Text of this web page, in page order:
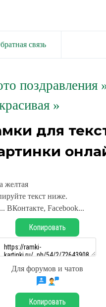
связь
поздравления
»
для
желтая
текст ниже.
ВКонтакте, Facebook...
Копировать
Для форумов и чатов
Копировать